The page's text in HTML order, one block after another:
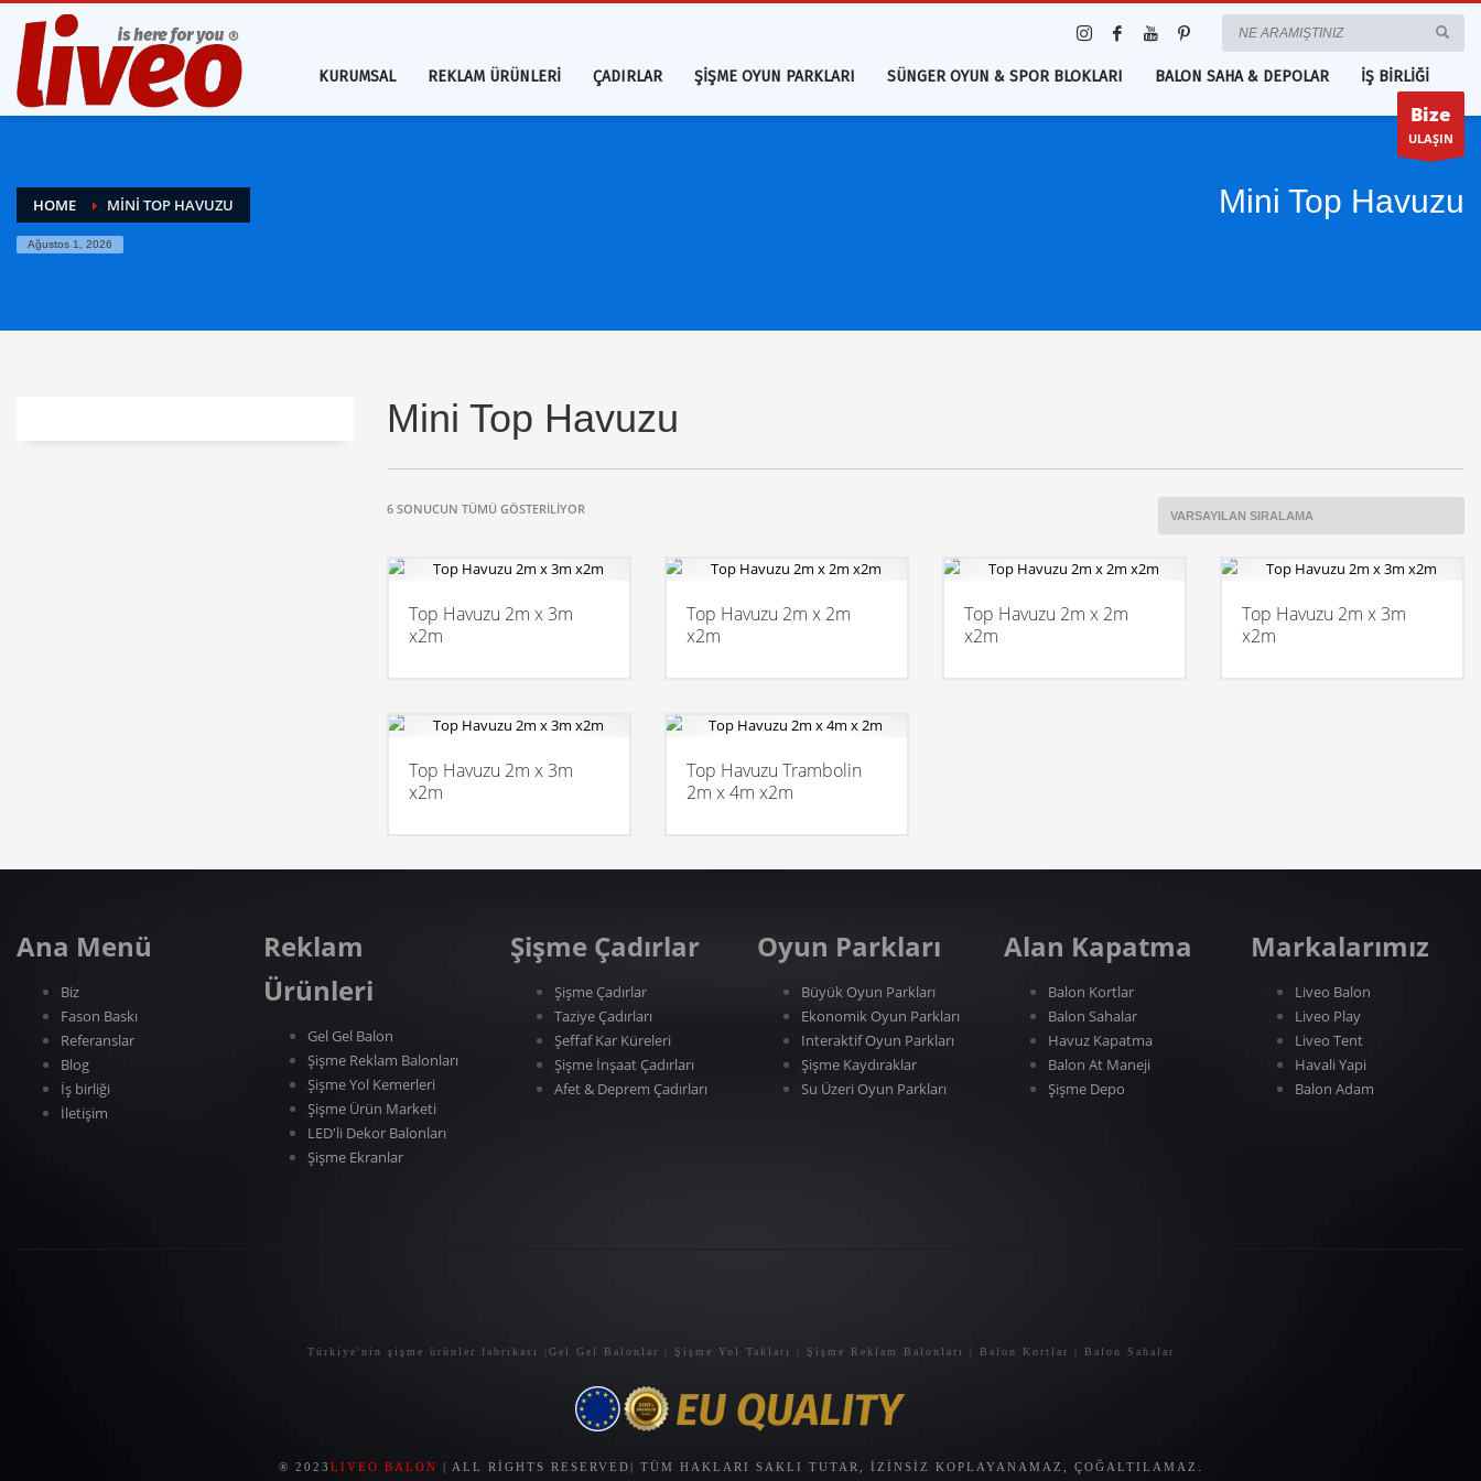
KURUMSAL REKLAM ÜRÜNLERİ ÇADIRLAR ŞİŞME OYUN PARKLARI SÜNGER OYUN & SPOR BLOKLARI BALON SAHA & DEPOLAR İŞ BİRLİĞİ
Bize
ULAŞIN
HOME MINI TOP HAVUZU
Ağustos 1, 2026
Mini Top Havuzu
Mini Top Havuzu
6 SONUCUN TÜMÜ GÖSTERILIYOR
Top Havuzu 2m x 3m
x2m
Top Havuzu 2m x 2m
x2m
Top Havuzu 2m x 2m
x2m
Top Havuzu 2m x 3m
x2m
Top Havuzu 2m x 3m
x2m
Top Havuzu Trambolin
2m x 4m x2m
Ana Menü
Biz
Fason Baskı
Referanslar
Blog
İş birliği
İletişim
Reklam
Ürünleri
Gel Gel Balon
Şişme Reklam Balonları
Şişme Yol Kemerleri
Şişme Ürün Marketi
LED'li Dekor Balonları
Şişme Ekranlar
Şişme Çadırlar
Şişme Çadırlar
Taziye Çadırları
Şeffaf Kar Küreleri
Şişme İnşaat Çadırları
Afet & Deprem Çadırları
Oyun Parkları
Büyük Oyun Parkları
Ekonomik Oyun Parkları
Interaktif Oyun Parkları
Şişme Kaydıraklar
Su Üzeri Oyun Parkları
Alan Kapatma
Balon Kortlar
Balon Sahalar
Havuz Kapatma
Balon At Maneji
Şişme Depo
Markalarımız
Liveo Balon
Liveo Play
Liveo Tent
Havali Yapi
Balon Adam
Türkiye'nin şişme ürünler fabrikası |Gel Gel Balonlar | Şişme Yol Takları | Şişme Reklam Balonları | Balon Kortlar | Balon Sahalar
® 2023 LIVEO BALON | ALL RIGHTS RESERVED| TÜM HAKLARI SAKLI TUTAR, IZINSIZ KOPLAYANAMAZ, ÇOĞALTILAMAZ.